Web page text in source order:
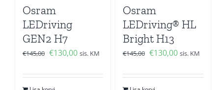
Osram
LEDriving
GEN2 H7
€145,00 Algne
oli:
€130,00Current
is:
sis. KM
Osram
LEDriving® HL
Bright H13
€145,00 Algne
oli:
€130,00Current
is:
sis. KM